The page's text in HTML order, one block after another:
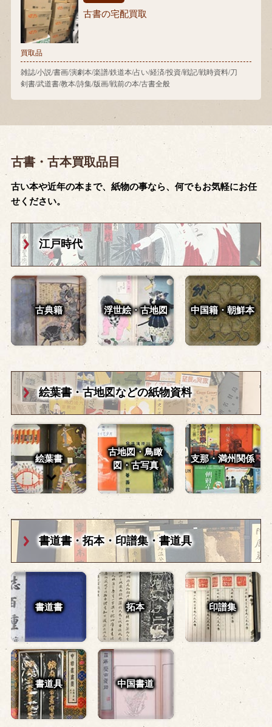
古書の宅配買取
買取品
雑誌/小説/書画/演劇本/楽譜/鉄道本/占い/経済/投資/戦記/戦時資料/刀
剣書/武道書/教本/詩集/版画/戦前の本/古書全般
古書・古本買取品目
古い本や近年の本まで、紙物の事なら、何でもお気軽にお任
せください。
江戸時代
古典籍 浮世絵・古地図 中国籍・朝鮮本
絵葉書・古地図などの紙物資料
絵葉書
古地図・鳥瞰
図・古写真
支那・満州関係
書道書・拓本・ 印譜集・書道具
書道書 拓本 印譜集
書道具 中国書道